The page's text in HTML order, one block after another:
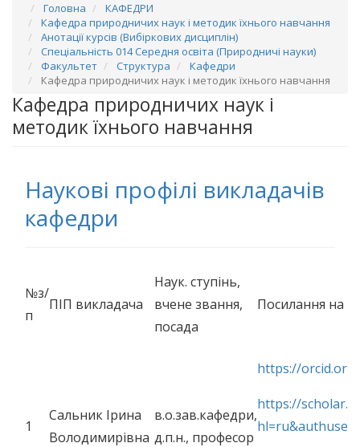
Головна
КАФЕДРИ
Кафедра природничих наук і методик їхнього навчання
Анотації курсів (Вибіркових дисциплін)
Спеціальність 014 Середня освіта (Природничі науки)
Факультет
Структура
Кафедри
Кафедра природничих наук і методик їхнього навчання
Кафедра природничих наук і
методик їхнього навчання
Наукові профілі викладачів
кафедри
№з/
п
ПІП викладача
Наук. ступінь,
вчене звання,
посада
Посилання на
1
Сальник Ірина
Володимирівна
в.о.зав.кафедри,
д.п.н., професор
https://
https://